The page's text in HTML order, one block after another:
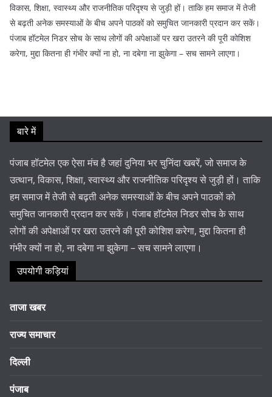
विकास, शिक्षा, स्वास्थ्य और राजनीतिक परिदृश्य से जुड़ी हों। ताकि हम समाज में तेजी
से बढ़ती अनेक समस्याओं के बीच अपने पाठकों को समुचित जानकारी प्रदान कर सकें।
पंजाब हॉटमेल निडर सोच के साथ लोगों की अपेक्षाओं पर खरा उतरने की पूरी कोशिश
करेगा, मुद्दा कितना ही गंभीर क्यों ना हो, ना दबेगा ना झुकेगा – सच सामने लाएगा।
बारे में
पंजाब हॉटमेल एक ऐसा मंच है जहां दुनिया भर चुनिंदा खबरें, जो समाज के
उत्थान, विकास, शिक्षा, स्वास्थ्य और राजनीतिक परिदृश्य से जुड़ी हों। ताकि
हम समाज में तेजी से बढ़ती अनेक समस्याओं के बीच अपने पाठकों को
समुचित जानकारी प्रदान कर सकें। पंजाब हॉटमेल निडर सोच के साथ
लोगों की अपेक्षाओं पर खरा उतरने की पूरी कोशिश करेगा, मुद्दा कितना ही
गंभीर क्यों ना हो, ना दबेगा ना झुकेगा – सच सामने लाएगा।
उपयोगी कड़ियां
ताजा खबर
राज्य समाचार
दिल्ली
पंजाब